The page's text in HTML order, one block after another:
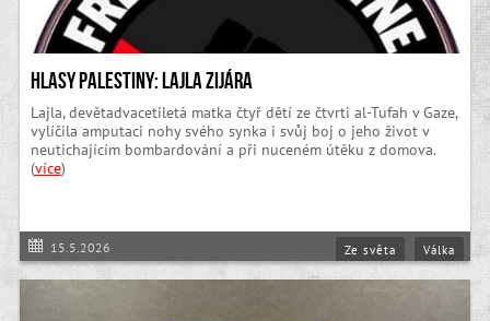
Hlasy Palestiny: Lajla Zijára
Lajla, devětadvacetiletá matka čtyř dětí ze čtvrti al-Tufah v Gaze,
vylíčila amputaci nohy svého synka i svůj boj o jeho život v
neutichajícím bombardování a při nuceném útěku z domova.
(více)
15.5.2026 Ze světa Válka